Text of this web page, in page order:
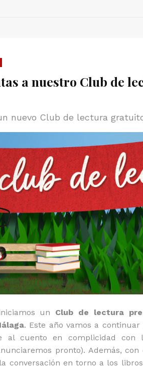
a nuestro Club de
nuevo Club de lectura
un Club de lectura
. Este año vamos a
al cuento en complicidad con
pronto). Además,
conversación en torno a los